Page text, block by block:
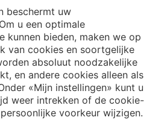
beschermt uw
u een optimale
kunnen bieden, maken we op
van cookies en soortgelijke
absoluut noodzakelijke
en andere cookies alleen als
«Mijn instellingen» kunt u
weer intrekken of de cookie-
voorkeur wijzigen.